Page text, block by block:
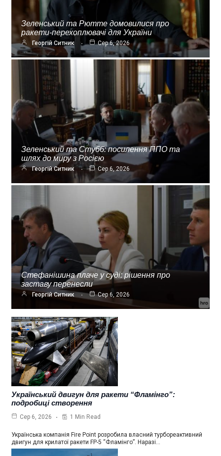
Зеленський та Рютте домовилися про
ракети-перехоплювачі для України
Георгій Ситник Сер 6, 2026
Зеленський та Стубб: посилення ППО та
шлях до миру з Росією
Георгій Ситник Сер 6, 2026
Стефанішина плаче у суді: рішення про
заставу перенесли
Георгій Ситник Сер 6, 2026
Український двигун для ракети “Фламінго”:
подробиці створення
Сер 6, 2026 1 Min Read
Українська компанія Fire Point розробила власний турбореактивний
двигун для крилатої ракети FP-5 “Фламінго”. Наразі…